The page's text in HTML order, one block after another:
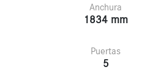
Anchura
1834 mm
Puertas
5